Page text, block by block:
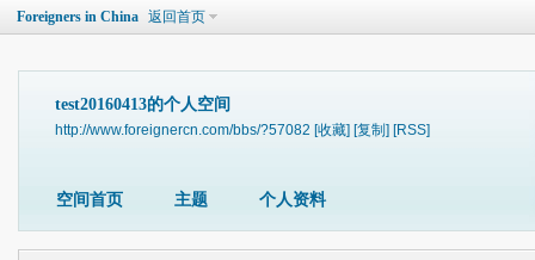
Foreigners in China 返回首页
test20160413的个人空间
http://www.foreignercn.com/bbs/?57082 [收藏] [复制] [RSS]
空间首页 主题 个人资料